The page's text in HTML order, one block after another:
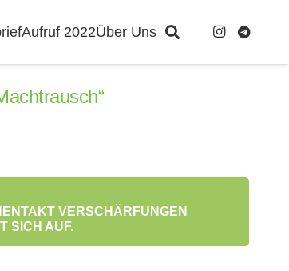
Aufruf 2022Über Uns
VERSCHÄRFUNGEN
SICH AUF.